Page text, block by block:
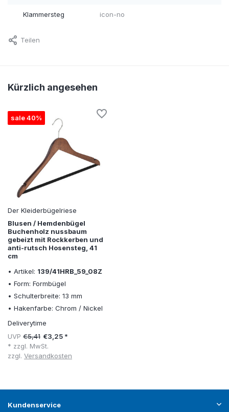
Klammersteg icon-no
Teilen
Kürzlich angesehen
sale 40%
Der Kleiderbügelriese
Blusen / Hemdenbügel
Buchenholz nussbaum
gebeizt mit Rockkerben und
anti-rutsch Hosensteg, 41
cm
• Artikel: 139/41HRB_59_08Z
• Form: Formbügel
• Schulterbreite: 13 mm
• Hakenfarbe: Chrom / Nickel
Deliverytime
UVP €5,41 €3,25 *
* zzgl. MwSt.
zzgl. Versandkosten
Kundenservice